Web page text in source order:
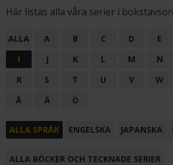
Här listas alla våra serier i
ALLA A B C D E
I
J K L M N
R
S T U V W
Å
Ä Ö
ALLA SPRÅK ENGELSKA JAPANSKA
ALLA BÖCKER OCH TECKNADE SERIER